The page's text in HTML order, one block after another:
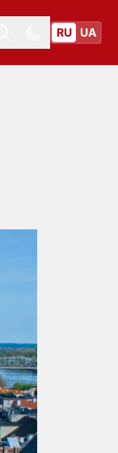
Toggle themeToggle theme
RU UA